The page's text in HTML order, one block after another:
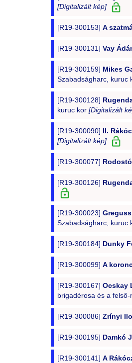
[Digitalizált kép]
[R19-300153] A
[R19-300131] Vay
[R19-300159] Mikes
Szabadságharc, kuruc
[R19-300128]
kuruc kor [Digitalizált
[R19-300090] II.
[Digitalizált kép]
[R19-300077]
[R19-300126]
[R19-300023]
Szabadságharc, kuruc
[R19-300184] Dunky
[R19-300099] A
[R19-300167] Ocskay
brigadérosa és a
[R19-300086] Zrínyi
[R19-300195] Damkó
[R19-300141] A